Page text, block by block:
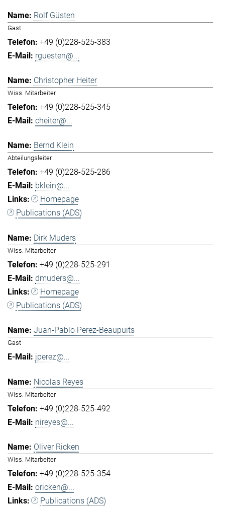
Rolf Güsten
Gast
+49 (0)228-525-383
rguesten@...
Christopher Heiter
Wiss. Mitarbeiter
+49 (0)228-525-345
cheiter@...
Bernd Klein
Abteilungsleiter
+49 (0)228-525-286
bklein@...
Homepage
Publications (ADS)
Dirk Muders
Wiss. Mitarbeiter
+49 (0)228-525-291
dmuders@...
Homepage
Publications (ADS)
Juan-Pablo Perez-Beaupuits
Gast
jperez@...
Nicolas Reyes
Wiss. Mitarbeiter
+49 (0)228-525-492
nireyes@...
Oliver Ricken
Wiss. Mitarbeiter
+49 (0)228-525-354
oricken@...
Publications (ADS)